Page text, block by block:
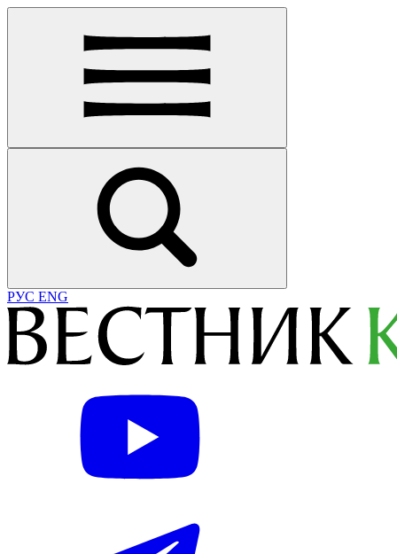
РУС ENG